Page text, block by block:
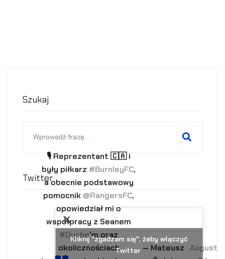
Szukaj
Twitter
🎙 Reprezentant 🇨🇦 i
były piłkarz #BurnleyFC,
a obecnie podstawowy
pomocnik @RangersFC,
opowiedział mi o
współpracy z Seanem
#Dyche'm oraz
okolicznościach
— Mateusz August
Kliknij "zgadzam się", żeby włączyć
Twitter